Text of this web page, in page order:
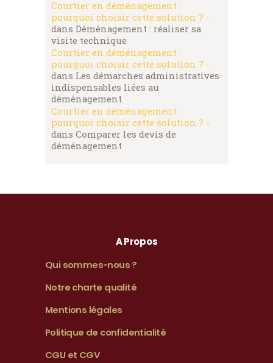
Courtier en déménagement :
pourquoi choisir cette solution ? -
dans Déménagement : réaliser sa
visite technique
Courtier en déménagement :
pourquoi choisir cette solution ? -
dans Les démarches administratives
indispensables liées au
déménagement
Courtier en déménagement :
pourquoi choisir cette solution ? -
dans Comparer les devis de
déménagement
A Propos
Qui sommes-nous ?
Notre charte qualité
Mentions légales
Politique de confidentialité
CGU et CGV